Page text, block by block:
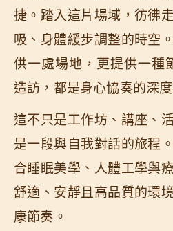
捷。踏入這片場域，彷彿
吸、身體緩步調整的時空
供一處場地，更提供一種
造訪，都是身心協奏的深度
這不只是工作坊、講座、
是一段與自我對話的旅程
合睡眠美學、人體工學與
舒適、安靜且高品質的環
康節奏。